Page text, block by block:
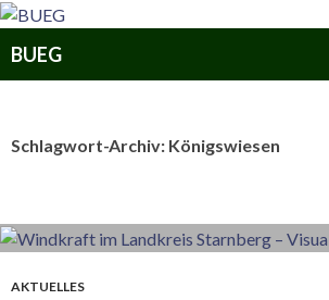
Zum
springen
BUEG
Schlagwort-Archiv: Königswiesen
AKTUELLES